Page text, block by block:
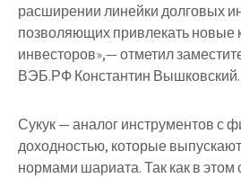
расширении линейки долговых
позволяющих привлекать новые
инвесторов»,— отметил
ВЭБ.РФ Константин Вышковский.
Сукук — аналог инструментов с
доходностью, которые
нормами шариата. Так как в